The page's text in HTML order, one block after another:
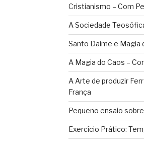
Cristianismo – Com
A Sociedade
Santo Daime e Magia
A Magia do Caos –
A Arte de produzir
França
Pequeno ensaio
Exercício Prático: